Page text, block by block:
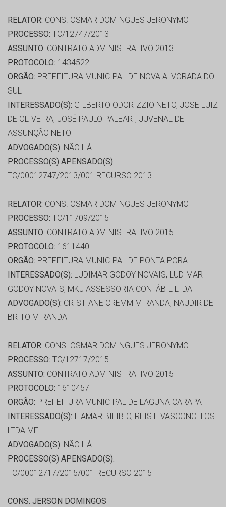
RELATOR: CONS. OSMAR DOMINGUES JERONYMO
PROCESSO: TC/12747/2013
ASSUNTO: CONTRATO ADMINISTRATIVO 2013
PROTOCOLO: 1434522
ORGÃO: PREFEITURA MUNICIPAL DE NOVA ALVORADA DO
SUL
INTERESSADO(S): GILBERTO ODORIZZIO NETO, JOSE LUIZ
DE OLIVEIRA, JOSÉ PAULO PALEARI, JUVENAL DE
ASSUNÇÃO NETO
ADVOGADO(S): NÃO HÁ
PROCESSO(S) APENSADO(S):
TC/00012747/2013/001 RECURSO 2013
RELATOR: CONS. OSMAR DOMINGUES JERONYMO
PROCESSO: TC/11709/2015
ASSUNTO: CONTRATO ADMINISTRATIVO 2015
PROTOCOLO: 1611440
ORGÃO: PREFEITURA MUNICIPAL DE PONTA PORA
INTERESSADO(S): LUDIMAR GODOY NOVAIS, LUDIMAR
GODOY NOVAIS, MKJ ASSESSORIA CONTÁBIL LTDA
ADVOGADO(S): CRISTIANE CREMM MIRANDA, NAUDIR DE
BRITO MIRANDA
RELATOR: CONS. OSMAR DOMINGUES JERONYMO
PROCESSO: TC/12717/2015
ASSUNTO: CONTRATO ADMINISTRATIVO 2015
PROTOCOLO: 1610457
ORGÃO: PREFEITURA MUNICIPAL DE LAGUNA CARAPA
INTERESSADO(S): ITAMAR BILIBIO, REIS E VASCONCELOS
LTDA ME
ADVOGADO(S): NÃO HÁ
PROCESSO(S) APENSADO(S):
TC/00012717/2015/001 RECURSO 2015
CONS. JERSON DOMINGOS